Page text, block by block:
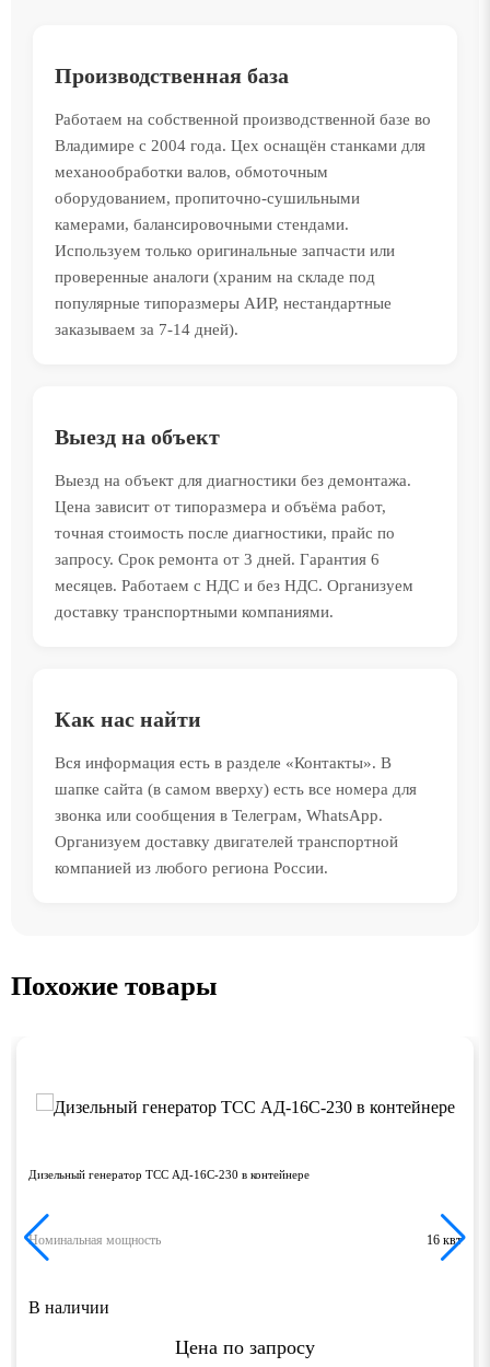
Производственная база
Работаем на собственной производственной базе во
Владимире с 2004 года. Цех оснащён станками для
механообработки валов, обмоточным
оборудованием, пропиточно-сушильными
камерами, балансировочными стендами.
Используем только оригинальные запчасти или
проверенные аналоги (храним на складе под
популярные типоразмеры АИР, нестандартные
заказываем за 7-14 дней).
Выезд на объект
Выезд на объект для диагностики без демонтажа.
Цена зависит от типоразмера и объёма работ,
точная стоимость после диагностики, прайс по
запросу. Срок ремонта от 3 дней. Гарантия 6
месяцев. Работаем с НДС и без НДС. Организуем
доставку транспортными компаниями.
Как нас найти
Вся информация есть в разделе «Контакты». В
шапке сайта (в самом вверху) есть все номера для
звонка или сообщения в Телеграм, WhatsApp.
Организуем доставку двигателей транспортной
компанией из любого региона России.
Похожие товары
Дизельный генератор ТСС АД-16С-230 в контейнере
Номинальная мощность 16 квт
В наличии
Цена по запросу